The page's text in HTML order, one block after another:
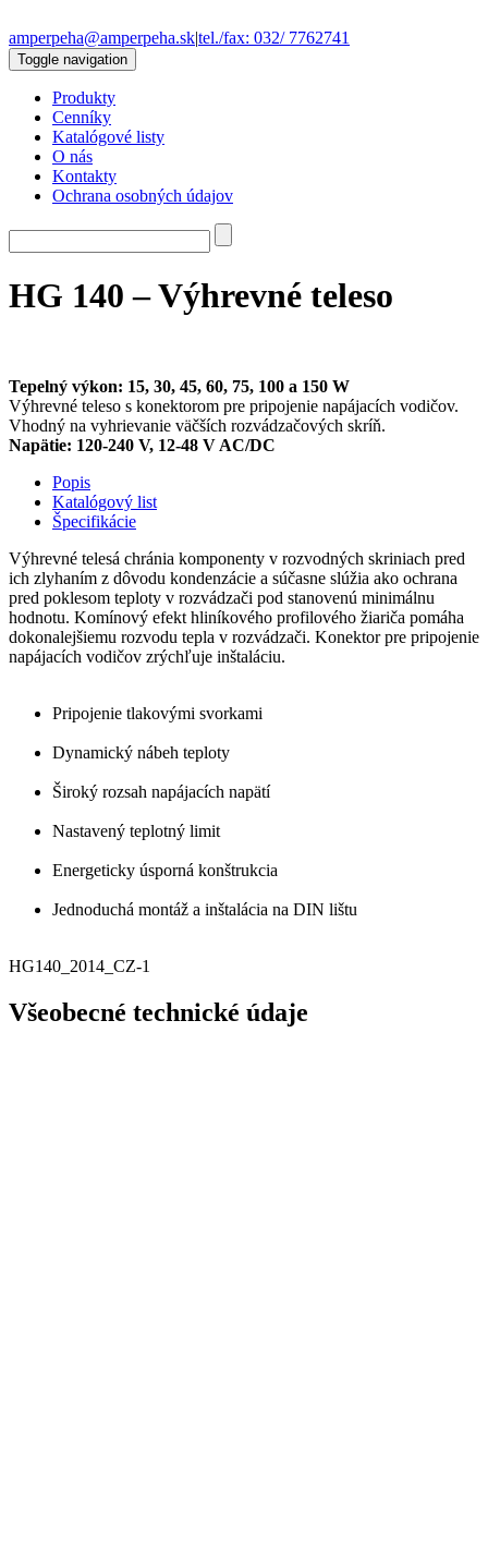
amperpeha@amperpeha.sk|tel./fax: 032/ 7762741
Toggle navigation
Produkty
Cenníky
Katalógové listy
O nás
Kontakty
Ochrana osobných údajov
HG 140 – Výhrevné teleso
Tepelný výkon: 15, 30, 45, 60, 75, 100 a 150 W
Výhrevné teleso s konektorom pre pripojenie napájacích vodičov.
Vhodný na vyhrievanie väčších rozvádzačových skríň.
Napätie: 120-240 V, 12-48 V AC/DC
Popis
Katalógový list
Špecifikácie
Výhrevné telesá chránia komponenty v rozvodných skriniach pred
ich zlyhaním z dôvodu kondenzácie a súčasne slúžia ako ochrana
pred poklesom teploty v rozvádzači pod stanovenú minimálnu
hodnotu. Komínový efekt hliníkového profilového žiariča pomáha
dokonalejšiemu rozvodu tepla v rozvádzači. Konektor pre pripojenie
napájacích vodičov zrýchľuje inštaláciu.
Pripojenie tlakovými svorkami
Dynamický nábeh teploty
Široký rozsah napájacích napätí
Nastavený teplotný limit
Energeticky úsporná konštrukcia
Jednoduchá montáž a inštalácia na DIN lištu
HG140_2014_CZ-1
Všeobecné technické údaje